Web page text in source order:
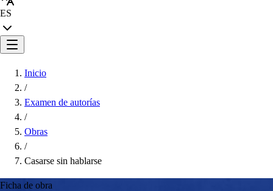
ES
Inicio
/
Examen de autorías
/
Obras
/
Casarse sin hablarse
Ficha de obra